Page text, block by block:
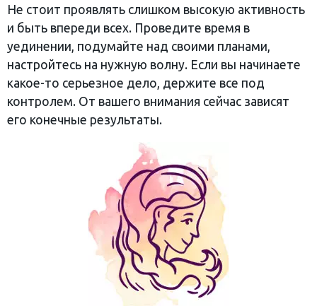
Не стоит проявлять слишком высокую активность
и быть впереди всех. Проведите время в
уединении, подумайте над своими планами,
настройтесь на нужную волну. Если вы начинаете
какое-то серьезное дело, держите все под
контролем. От вашего внимания сейчас зависят
его конечные результаты.